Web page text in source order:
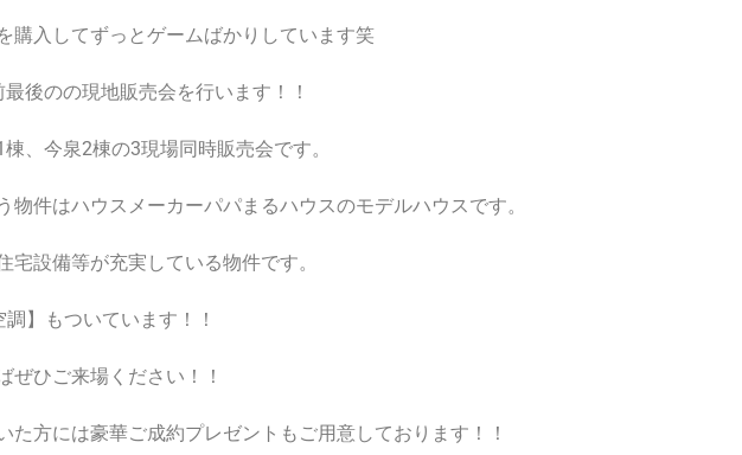
購入してずっとゲームばかりしています笑
後のの現地販売会を行います！！
、今泉2棟の3現場同時販売会です。
物件はハウスメーカーパパまるハウスのモデルハウスです。
宅設備等が充実している物件です。
】もついています！！
ぜひご来場ください！！
た方には豪華ご成約プレゼントもご用意しております！！